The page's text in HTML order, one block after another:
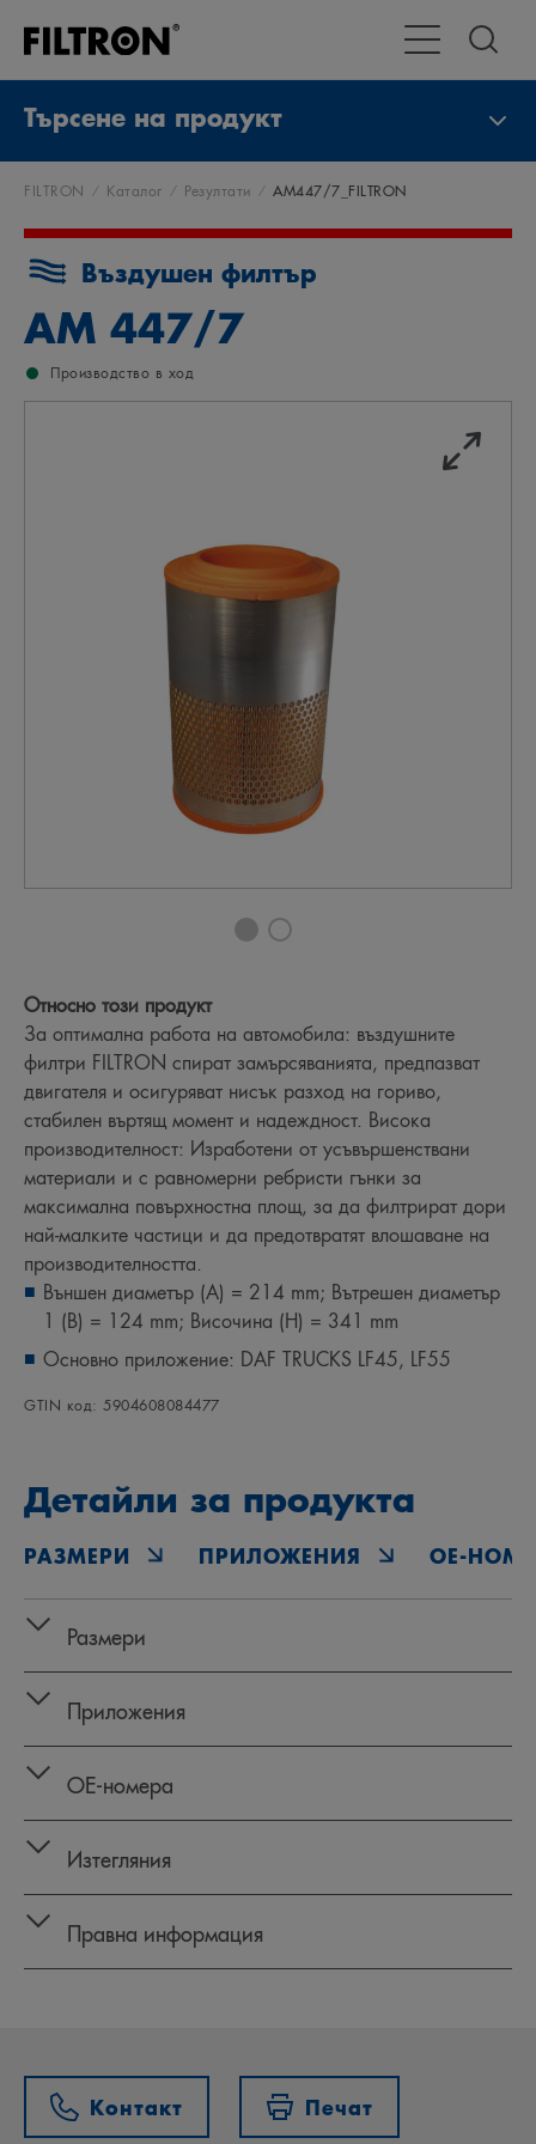
Превключване
Търсене на продукт
FILTRON Каталог Резултати AM447/7_FILTRON
Въздушен филтър
AM 447/7
Производство в ход
Относно този продукт
За оптимална работа на автомобила: въздушните
филтри FILTRON спират замърсяванията, предпазват
двигателя и осигуряват нисък разход на гориво,
стабилен въртящ момент и надеждност. Висока
производителност: Изработени от усъвършенствани
материали и с равномерни ребристи гънки за
максимална повърхностна площ, за да филтрират дори
най-малките частици и да предотвратят влошаване на
производителността.
Външен диаметър (A) = 214 mm; Вътрешен диаметър
1 (B) = 124 mm; Височина (H) = 341 mm
Основно приложение: DAF TRUCKS LF45, LF55
GTIN код: 5904608084477
Детайли за продукта
РАЗМЕРИ ПРИЛОЖЕНИЯ
Размери
Приложения
OE‑номера
Изтегляния
Правна информация
Контакт Печат